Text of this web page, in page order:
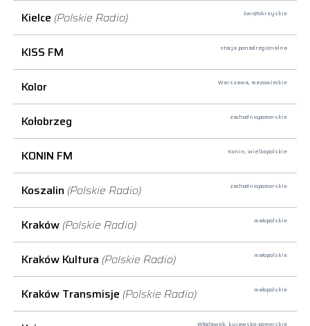
Kielce (Polskie Radio) świętokrzyskie
KISS FM stacja ponadregionalna
Kolor Warszawa, mazowieckie
Kołobrzeg zachodniopomorskie
KONIN FM Konin, wielkopolskie
Koszalin (Polskie Radio) zachodniopomorskie
Kraków (Polskie Radio) małopolskie
Kraków Kultura (Polskie Radio) małopolskie
Kraków Transmisje (Polskie Radio) małopolskie